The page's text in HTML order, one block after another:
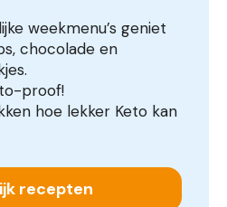
weekmenu’s geniet
chocolade en
proof!
hoe lekker Keto kan
recepten